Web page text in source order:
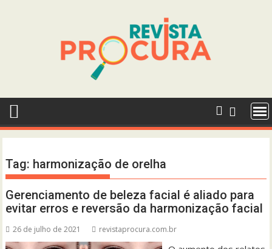
Tag: harmonização de orelha
Gerenciamento de beleza facial é aliado para
evitar erros e reversão da harmonização facial
26 de julho de 2021 revistaprocura.com.br